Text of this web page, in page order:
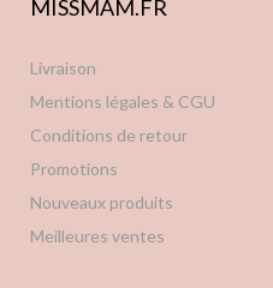
MISSMAM.FR
Livraison
Mentions légales & CGU
Conditions de retour
Promotions
Nouveaux produits
Meilleures ventes